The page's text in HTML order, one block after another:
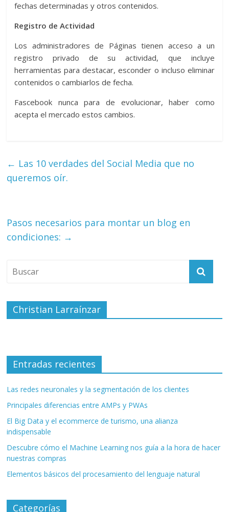
fechas determinadas y otros contenidos.
Registro de Actividad
Los administradores de Páginas tienen acceso a un
registro privado de su actividad, que incluye
herramientas para destacar, esconder o incluso eliminar
contenidos o cambiarlos de fecha.
Fascebook nunca para de evolucionar, haber como
acepta el mercado estos cambios.
← Las 10 verdades del Social Media que no
queremos oír.
Pasos necesarios para montar un blog en
condiciones: →
Christian Larraínzar
Entradas recientes
Las redes neuronales y la segmentación de los clientes
Principales diferencias entre AMPs y PWAs
El Big Data y el ecommerce de turismo, una alianza
indispensable
Descubre cómo el Machine Learning nos guía a la hora de hacer
nuestras compras
Elementos básicos del procesamiento del lenguaje natural
Categorías